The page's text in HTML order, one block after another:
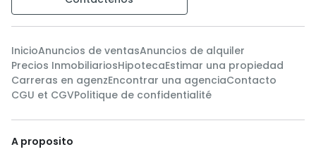
InicioAnuncios de ventasAnuncios de alquiler
Precios InmobiliariosHipotecaEstimar una propiedad
Carreras en agenzEncontrar una agenciaContacto
CGU et CGVPolitique de confidentialité
A proposito